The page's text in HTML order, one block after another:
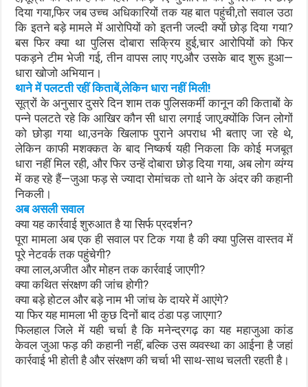
दिया गया,फिर जब उच्च अधिकारियों तक यह बात पहुंची,तो सवाल उठा
कि इतने बड़े मामले में आरोपियों को इतनी जल्दी क्यों छोड़ दिया गया?
बस फिर क्या था पुलिस दोबारा सक्रिय हुई,चार आरोपियों को फिर
पकड़ने टीम भेजी गई, तीन वापस लाए गए,और उसके बाद शुरू हुआ—
धारा खोजो अभियान।
थाने में पलटती रहीं किताबें,लेकिन धारा नहीं मिली!
सूत्रों के अनुसार दुसरे दिन शाम तक पुलिसकर्मी कानून की किताबों के
पन्ने पलटते रहे कि आखिर कौन सी धारा लगाई जाए,क्योंकि जिन लोगों
को छोड़ा गया था,उनके खिलाफ पुराने अपराध भी बताए जा रहे थे,
लेकिन काफी मशक्कत के बाद निष्कर्ष यही निकला कि कोई मजबूत
धारा नहीं मिल रही, और फिर उन्हें दोबारा छोड़ दिया गया, अब लोग व्यंग्य
में कह रहे हैं—जुआ फड़ से ज्यादा रोमांचक तो थाने के अंदर की कहानी
निकली।
अब असली सवाल
क्या यह कार्रवाई शुरुआत है या सिर्फ प्रदर्शन?
पूरा मामला अब एक ही सवाल पर टिक गया है की क्या पुलिस वास्तव में
पूरे नेटवर्क तक पहुंचेगी?
क्या लाल,अजीत और मोहन तक कार्रवाई जाएगी?
क्या कथित संरक्षण की जांच होगी?
क्या बड़े होटल और बड़े नाम भी जांच के दायरे में आएंगे?
या फिर यह मामला भी कुछ दिनों बाद ठंडा पड़ जाएगा?
फिलहाल जिले में यही चर्चा है कि मनेन्द्रगढ़ का यह महाजुआ कांड
केवल जुआ फड़ की कहानी नहीं, बल्कि उस व्यवस्था का आईना है जहां
कार्रवाई भी होती है और संरक्षण की चर्चा भी साथ-साथ चलती रहती है।